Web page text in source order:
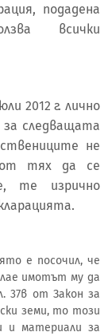
подадена
всички
2012 г. лично
следващата
не
тях да се
те изрично
е посочил, че
имотът му да
37в от Закон за
земи, то този
и материали за